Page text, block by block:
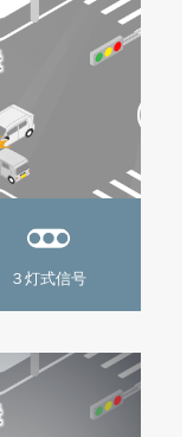
３灯式信号